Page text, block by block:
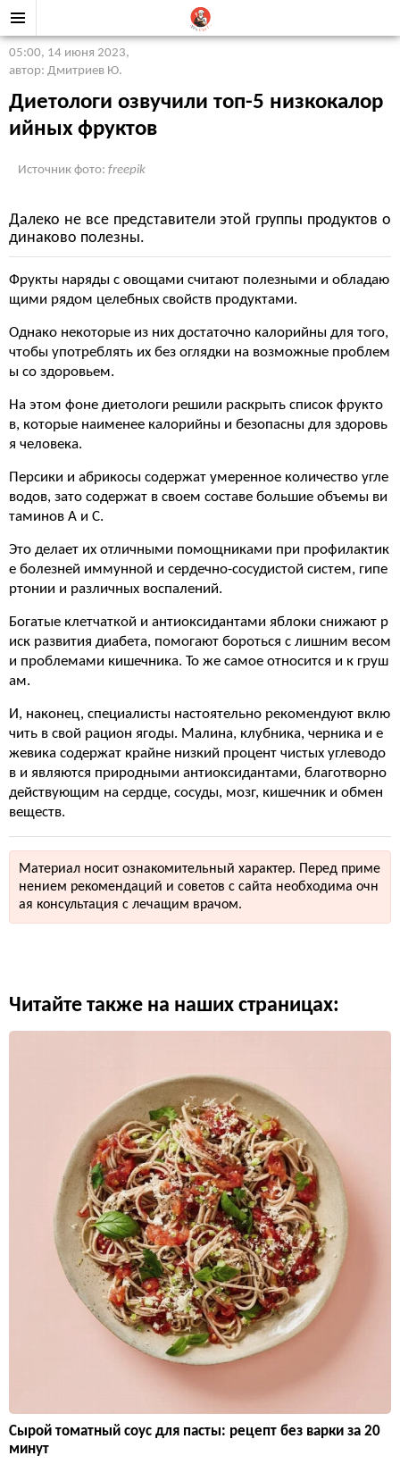
05:00, 14 июня 2023,
автор: Дмитриев Ю.
Диетологи озвучили топ-5 низкокалор
ийных фруктов
Источник фото: freepik
Далеко не все представители этой группы продуктов о
динаково полезны.
Фрукты наряды с овощами считают полезными и обладаю
щими рядом целебных свойств продуктами.
Однако некоторые из них достаточно калорийны для того,
чтобы употреблять их без оглядки на возможные проблем
ы со здоровьем.
На этом фоне диетологи решили раскрыть список фрукто
в, которые наименее калорийны и безопасны для здоровь
я человека.
Персики и абрикосы содержат умеренное количество угле
водов, зато содержат в своем составе большие объемы ви
таминов А и С.
Это делает их отличными помощниками при профилактик
е болезней иммунной и сердечно-сосудистой систем, гипе
ртонии и различных воспалений.
Богатые клетчаткой и антиоксидантами яблоки снижают р
иск развития диабета, помогают бороться с лишним весом
и проблемами кишечника. То же самое относится и к груш
ам.
И, наконец, специалисты настоятельно рекомендуют вклю
чить в свой рацион ягоды. Малина, клубника, черника и е
жевика содержат крайне низкий процент чистых углеводо
в и являются природными антиоксидантами, благотворно
действующим на сердце, сосуды, мозг, кишечник и обмен
веществ.
Материал носит ознакомительный характер. Перед приме
нением рекомендаций и советов с сайта необходима очн
ая консультация с лечащим врачом.
Читайте также на наших страницах:
Сырой томатный соус для пасты: рецепт без варки за 20
минут